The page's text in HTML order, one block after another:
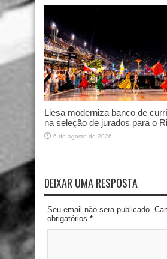
Liesa moderniza banco de
na seleção de jurados para o
6 de agosto de 2026
DEIXAR UMA RESPOSTA
Seu email não sera publicado.
obrigatórios *